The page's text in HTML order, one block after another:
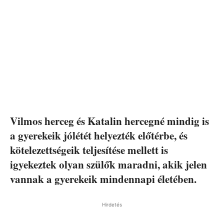
Vilmos herceg és Katalin hercegné mindig is
a gyerekeik jólétét helyezték előtérbe, és
kötelezettségeik teljesítése mellett is
igyekeztek olyan szülők maradni, akik jelen
vannak a gyerekeik mindennapi életében.
Hirdetés